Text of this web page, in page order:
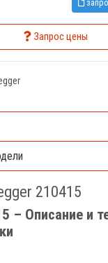
Запрос цены
210415
– Описание и